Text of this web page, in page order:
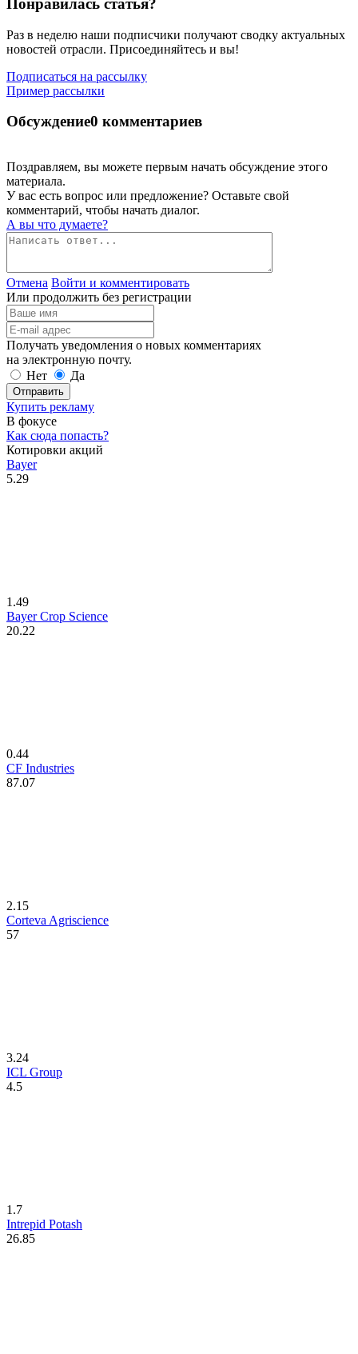
Понравилась статья?
Раз в неделю наши подписчики получают сводку актуальных
новостей отрасли. Присоединяйтесь и вы!
Подписаться на рассылку
Пример рассылки
Обсуждение0 комментариев
Поздравляем, вы можете первым начать обсуждение этого
материала.
У вас есть вопрос или предложение? Оставьте свой
комментарий, чтобы начать диалог.
А вы что думаете?
Отмена Войти и комментировать
Или продолжить без регистрации
Получать уведомления о новых комментариях
на электронную почту.
Нет
Да
Отправить
Купить рекламу
В фокусе
Как сюда попасть?
Котировки акций
Bayer
5.29
1.49
Bayer Crop Science
20.22
0.44
CF Industries
87.07
2.15
Corteva Agriscience
57
3.24
ICL Group
4.5
1.7
Intrepid Potash
26.85